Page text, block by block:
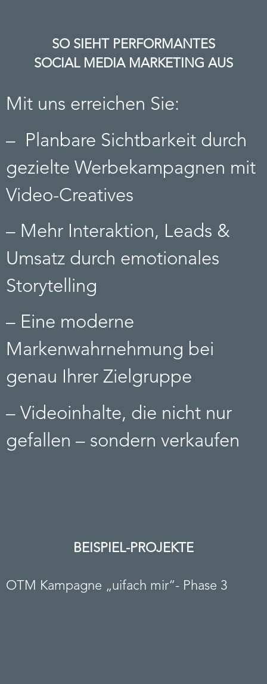
SO SIEHT PERFORMANTES
SOCIAL MEDIA MARKETING AUS
Mit uns erreichen Sie:
– Planbare Sichtbarkeit durch
gezielte Werbekampagnen mit
Video-Creatives
– Mehr Interaktion, Leads &
Umsatz durch emotionales
Storytelling
– Eine moderne
Markenwahrnehmung bei
genau Ihrer Zielgruppe
– Videoinhalte, die nicht nur
gefallen – sondern verkaufen
BEISPIEL-PROJEKTE
OTM Kampagne „uifach mir“- Phase 3